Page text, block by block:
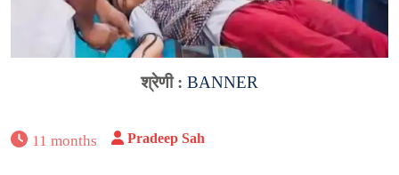
श्रेणी : BANNER
11 months Pradeep Sah